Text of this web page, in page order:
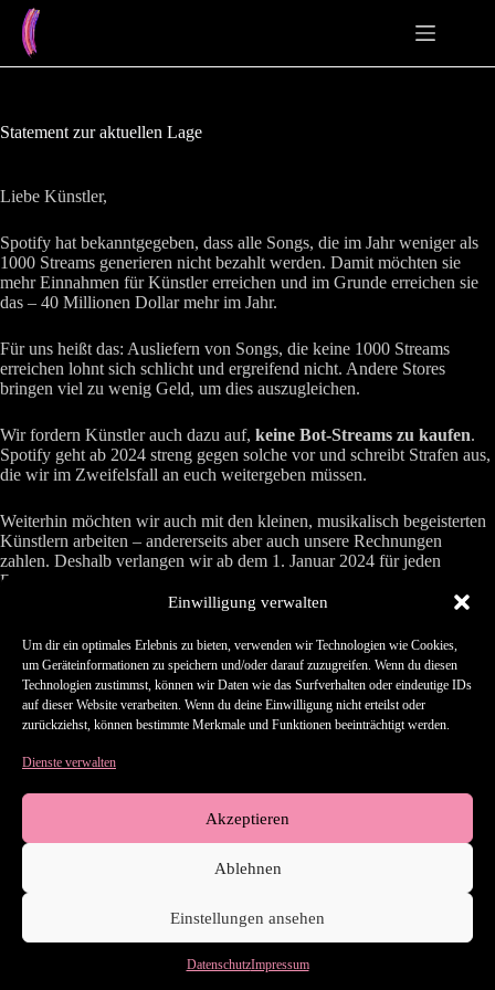
Einwilligung verwalten
Um dir ein optimales Erlebnis zu bieten, verwenden wir Technologien wie Cookies,
um Geräteinformationen zu speichern und/oder darauf zuzugreifen. Wenn du diesen
Technologien zustimmst, können wir Daten wie das Surfverhalten oder eindeutige IDs
auf dieser Website verarbeiten. Wenn du deine Einwilligung nicht erteilst oder
zurückziehst, können bestimmte Merkmale und Funktionen beeinträchtigt werden.
Dienste verwalten
Akzeptieren
Ablehnen
Einstellungen ansehen
DatenschutzImpressum
Zum
Inhalt
springen
Statement zur aktuellen Lage
Liebe Künstler,
Spotify hat bekanntgegeben, dass alle Songs, die im Jahr weniger als
1000 Streams generieren nicht bezahlt werden. Damit möchten sie
mehr Einnahmen für Künstler erreichen und im Grunde erreichen sie
das – 40 Millionen Dollar mehr im Jahr.
Für uns heißt das: Ausliefern von Songs, die keine 1000 Streams
erreichen lohnt sich schlicht und ergreifend nicht. Andere Stores
bringen viel zu wenig Geld, um dies auszugleichen.
Wir fordern Künstler auch dazu auf, keine Bot-Streams zu kaufen.
Spotify geht ab 2024 streng gegen solche vor und schreibt Strafen aus,
die wir im Zweifelsfall an euch weitergeben müssen.
Weiterhin möchten wir auch mit den kleinen, musikalisch begeisterten
Künstlern arbeiten – andererseits aber auch unsere Rechnungen
zahlen. Deshalb verlangen wir ab dem 1. Januar 2024 für jeden
Release, der voraussichtlich keine 1000 Streams erreicht
fürs Ausliefern. Erreicht der Song dennoch 1000 echte Streams
Dieser Schritt schmerzt sehr, und doch bitten wir um euer Verständnis,
damit wir auch weiterhin unabhängigen Künstlern diesen Service
bieten können.
Alles Gute
Ilja, Gründer von H&S Music
Kontakt AGB